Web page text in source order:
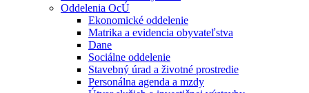
Oddelenia OcÚ
Ekonomické oddelenie
Matrika a evidencia obyvateľstva
Dane
Sociálne oddelenie
Stavebný úrad a životné prostredie
Personálna agenda a mzdy